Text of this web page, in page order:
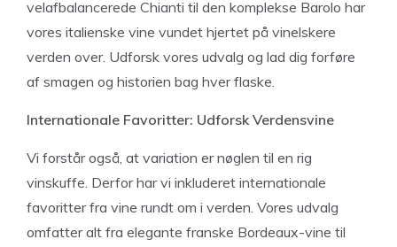
velafbalancerede Chianti til den komplekse Barolo har
vores italienske vine vundet hjertet på vinelskere
verden over. Udforsk vores udvalg og lad dig forføre
af smagen og historien bag hver flaske.
Internationale Favoritter: Udforsk Verdensvine
Vi forstår også, at variation er nøglen til en rig
vinskuffe. Derfor har vi inkluderet internationale
favoritter fra vine rundt om i verden. Vores udvalg
omfatter alt fra elegante franske Bordeaux-vine til